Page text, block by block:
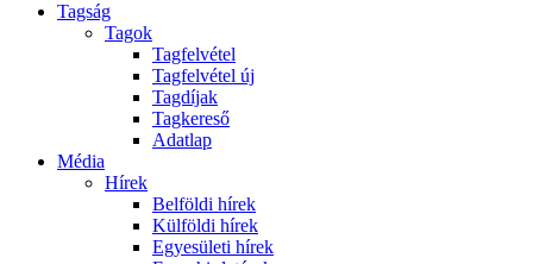
Tagság
Tagok
Tagfelvétel
Tagfelvétel új
Tagdíjak
Tagkereső
Adatlap
Média
Hírek
Belföldi hírek
Külföldi hírek
Egyesületi hírek